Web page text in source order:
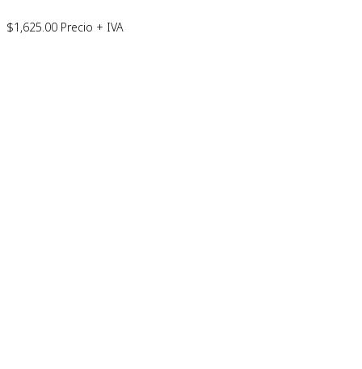
$1,625.00 Precio + IVA